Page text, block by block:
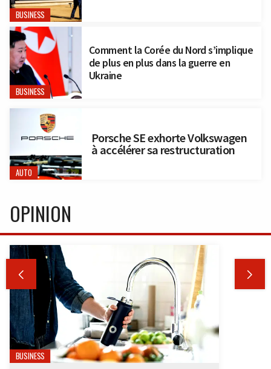
BUSINESS
BUSINESS
Comment la Corée du Nord s’implique
de plus en plus dans la guerre en
Ukraine
AUTO
Porsche SE exhorte Volkswagen
à accélérer sa restructuration
OPINION
 
BUSINESS